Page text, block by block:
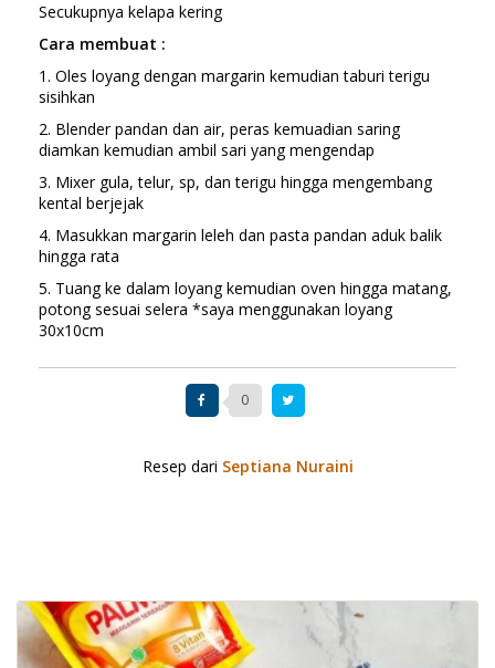
Secukupnya kelapa kering
Cara membuat :
1. Oles loyang dengan margarin kemudian taburi terigu
sisihkan
2. Blender pandan dan air, peras kemuadian saring
diamkan kemudian ambil sari yang mengendap
3. Mixer gula, telur, sp, dan terigu hingga mengembang
kental berjejak
4. Masukkan margarin leleh dan pasta pandan aduk balik
hingga rata
5. Tuang ke dalam loyang kemudian oven hingga matang,
potong sesuai selera *saya menggunakan loyang
30x10cm
0
Resep dari Septiana Nuraini